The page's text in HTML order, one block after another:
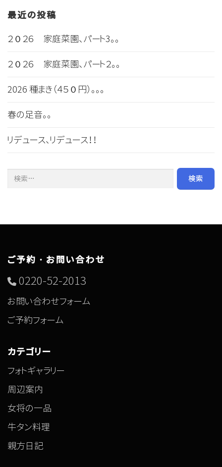
最近の投稿
２０２６ 家庭菜園、パート3。。
２０２６ 家庭菜園、パート２。。
2026 種まき（４５０円）。。。
春の足音。。
リデュース、リデュース！！
ご予約・お問い合わせ
0220-52-2013
お問い合わせフォーム
ご予約フォーム
カテゴリー
フォトギャラリー
周辺案内
女将の一品
牛タン料理
親方日記